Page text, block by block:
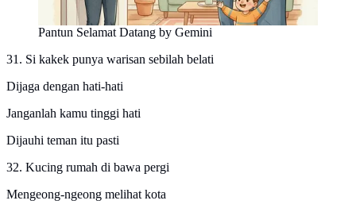
Pantun Selamat Datang by Gemini
31. Si kakek punya warisan sebilah belati
Dijaga dengan hati-hati
Janganlah kamu tinggi hati
Dijauhi teman itu pasti
32. Kucing rumah di bawa pergi
Mengeong-ngeong melihat kota